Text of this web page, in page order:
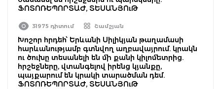
ՖՈՏՈՌԵՊՈՐՏԱԺ, ՏԵՍԱՆՅՈւԹ
31975 դիտում Շամշյան
Խոշոր հրդեհ՝ Երևանի Սիլիկյան թաղամասի
հարևանությամբ գտնվող աղբավայրում. կրակն
ու ծուխը տեսանելի են մի քանի կիլոմետրից.
հրշեջները, վտանգելով իրենց կյանքը,
պայքարում են կրակի տարածման դեմ.
ՖՈՏՈՌԵՊՈՐՏԱԺ, ՏԵՍԱՆՅՈւԹ